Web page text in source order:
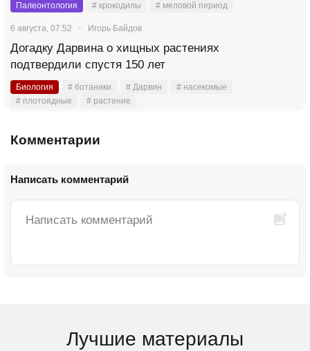
Палеонтология # крокодилы # меловой период
6 августа, 07:52 Игорь Байдов
Догадку Дарвина о хищных растениях
подтвердили спустя 150 лет
Биология # ботаники # Дарвин
# насекомые
# плотоядные
# растение
Комментарии
Написать комментарий
Лучшие материалы